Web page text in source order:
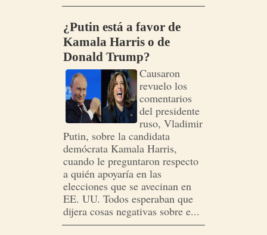
¿Putin está a favor de
Kamala Harris o de
Donald Trump?
Causaron
revuelo los
comentarios
del presidente
ruso, Vladimir
Putin, sobre la candidata
demócrata Kamala Harris,
cuando le preguntaron respecto
a quién apoyaría en las
elecciones que se avecinan en
EE. UU. Todos esperaban que
dijera cosas negativas sobre e...